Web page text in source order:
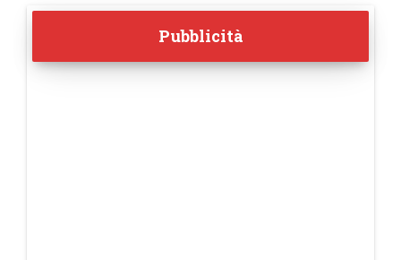
Pubblicità